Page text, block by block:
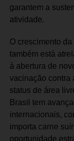
garantem a
atividade.
O crescimento
também está
à abertura de
vacinação contra
status de área
Brasil tem
internacionais,
importa carne
oportunidade